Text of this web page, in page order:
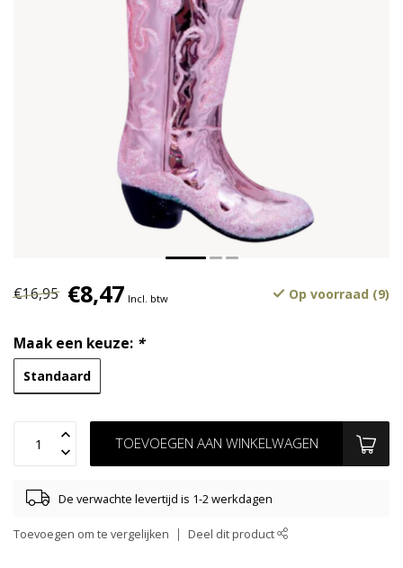
€16,95 €8,47 Incl. btw Op voorraad (9)
Maak een keuze: *
Standaard
TOEVOEGEN AAN WINKELWAGEN
De verwachte levertijd is 1-2 werkdagen
Toevoegen om te vergelijken Deel dit product